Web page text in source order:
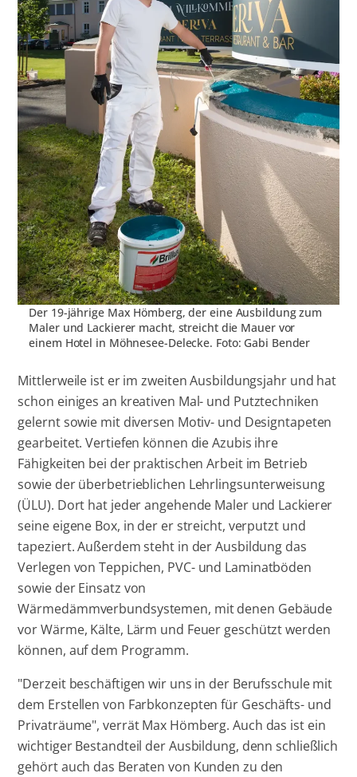
Der 19-jährige Max Hömberg, der eine Ausbildung zum
Maler und Lackierer macht, streicht die Mauer vor
einem Hotel in Möhnesee-Delecke. Foto: Gabi Bender
Mittlerweile ist er im zweiten Ausbildungsjahr und hat
schon einiges an kreativen Mal- und Putztechniken
gelernt sowie mit diversen Motiv- und Designtapeten
gearbeitet. Vertiefen können die Azubis ihre
Fähigkeiten bei der praktischen Arbeit im Betrieb
sowie der überbetrieblichen Lehrlingsunterweisung
(ÜLU). Dort hat jeder angehende Maler und Lackierer
seine eigene Box, in der er streicht, verputzt und
tapeziert. Außerdem steht in der Ausbildung das
Verlegen von Teppichen, PVC- und Laminatböden
sowie der Einsatz von
Wärmedämmverbundsystemen, mit denen Gebäude
vor Wärme, Kälte, Lärm und Feuer geschützt werden
können, auf dem Programm.
"Derzeit beschäftigen wir uns in der Berufsschule mit
dem Erstellen von Farbkonzepten für Geschäfts- und
Privaträume", verrät Max Hömberg. Auch das ist ein
wichtiger Bestandteil der Ausbildung, denn schließlich
gehört auch das Beraten von Kunden zu den